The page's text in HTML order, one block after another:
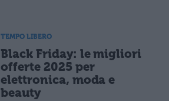
TEMPO LIBERO
Black Friday: le migliori
offerte 2025 per
elettronica, moda e
beauty